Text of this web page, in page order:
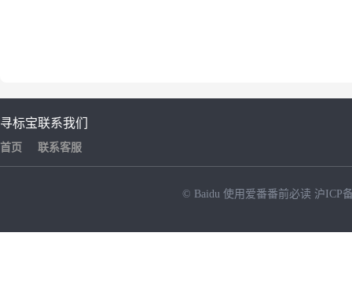
寻标宝
首页
联系我们
联系客服
© Baidu 使用爱番番前必读 沪ICP